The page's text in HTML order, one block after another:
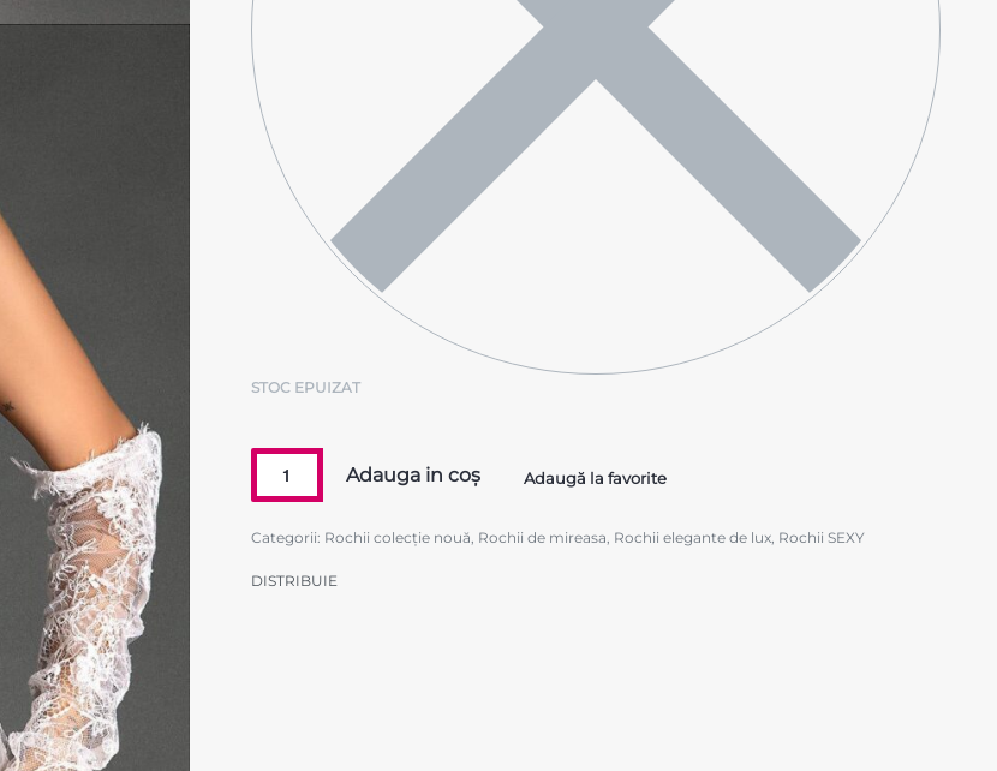
STOC EPUIZAT
Adauga in coș Adaugă la favorite
Categorii: Rochii colecție nouă, Rochii de mireasa, Rochii elegante de lux, Rochii SEXY
DISTRIBUIE